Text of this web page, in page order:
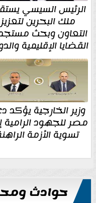
الرئيس السيسي
ملك البحرين لتعزيز
التعاون وبحث
القضايا الإقليمية
وزير الخارجية يؤكد
مصر للجهود الرامية
تسوية الأزمة
حوادث